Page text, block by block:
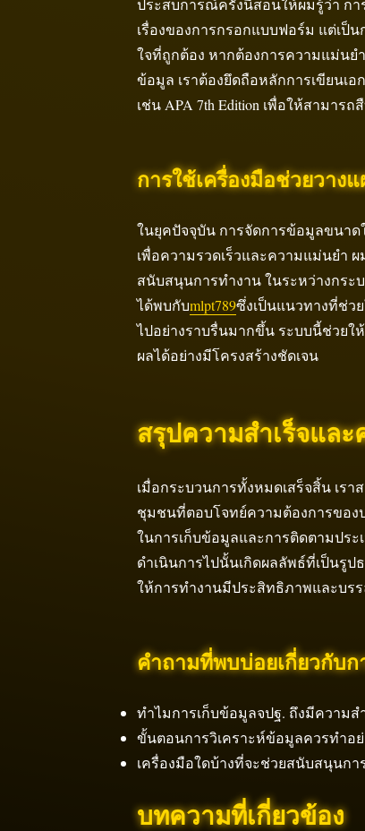
ประสบการณ์ครั้งนี้สอนให้ผมรู้ว่า ก
เรื่องของการกรอกแบบฟอร์ม แต่เป็
ใจที่ถูกต้อง หากต้องการความแม่นย
ข้อมูล เราต้องยึดถือหลักการเขียนเ
เช่น APA 7th Edition เพื่อให้สามา
การใช้เครื่องมือช่วยวาง
ในยุคปัจจุบัน การจัดการข้อมูลขนา
เพื่อความรวดเร็วและความแม่นยำ
สนับสนุนการทำงาน ในระหว่างกระ
ได้พบกับmlpt789ซึ่งเป็นแนวทางที่ช่ว
ไปอย่างราบรื่นมากขึ้น ระบบนี้ช่วยใ
ผลได้อย่างมีโครงสร้างชัดเจน
สรุปความสำเร็จและ
เมื่อกระบวนการทั้งหมดเสร็จสิ้น เ
ชุมชนที่ตอบโจทย์ความต้องการของ
ในการเก็บข้อมูลและการติดตามประ
ดำเนินการไปนั้นเกิดผลลัพธ์ที่เป็นรู
ให้การทำงานมีประสิทธิภาพและบรร
คำถามที่พบบ่อยเกี่ยวกับ
ทำไมการเก็บข้อมูลจปฐ. ถึงมีควา
ขั้นตอนการวิเคราะห์ข้อมูลควรทำอ
เครื่องมือใดบ้างที่จะช่วยสนับสนุนก
บทความที่เกี่ยวข้อง